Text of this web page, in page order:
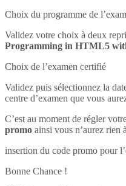
Choix du programme de
Validez votre choix à deux
Programming in HTML5
Choix de l’examen certifié
Validez puis sélectionnez la
centre d’examen que vous
C’est au moment de régler
promo ainsi vous n’aurez rien
insertion du code promo pour
Bonne Chance !